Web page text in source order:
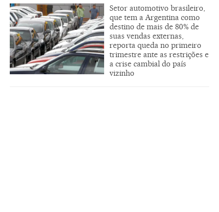
Setor automotivo brasileiro,
que tem a Argentina como
destino de mais de 80% de
suas vendas externas,
reporta queda no primeiro
trimestre ante as restrições e
a crise cambial do país
vizinho